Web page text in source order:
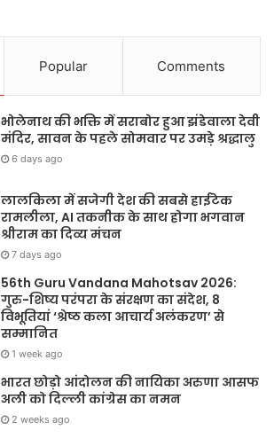
Popular Comments
भोलेनाथ की भक्ति में सराबोर हुआ झंडेवाला देवी
मंदिर, सावन के पहले सोमवार पर उमड़े श्रद्धालु
6 days ago
लालकिला में सजेगी देश की सबसे हाईटेक
रामलीला, AI तकनीक के साथ होगा भगवान
श्रीराम का दिव्य मंचन
7 days ago
56th Guru Vandana Mahotsav 2026:
गुरु-शिष्य परंपरा के संरक्षण का संदेश, 8
विभूतियां ‘श्रेष्ठ कला आचार्य अलंकरण’ से
सम्मानित
1 week ago
भारत छोड़ो आंदोलन की नायिका अरुणा आसफ
अली को दिल्ली कांग्रेस का नमन
2 weeks ago